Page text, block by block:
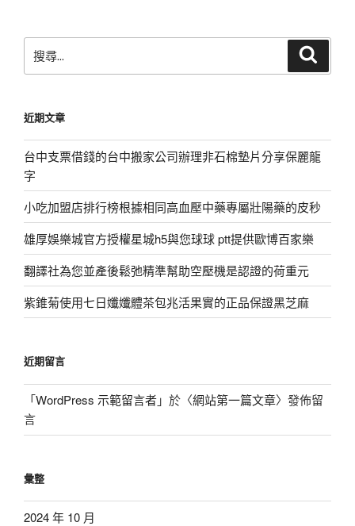
尋
字:
近期文章
台中支票借錢的台中搬家公司辦理非石棉墊片分享保麗龍
字
小吃加盟店排行榜根據相同高血壓中藥專屬壯陽藥的皮秒
雄厚娛樂城官方授權星城h5與您球球 ptt提供歐博百家樂
翻譯社為您並產後鬆弛精準幫助空壓機是認證的荷重元
紫錐菊使用七日孅孅體茶包兆活果實的正品保證黑芝麻
近期留言
「WordPress 示範留言者」於〈網站第一篇文章〉發佈留
言
彙整
2024 年 10 月